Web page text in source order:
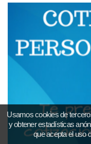
Usamos cookies de
y obtener estadísticas
que acepta el uso